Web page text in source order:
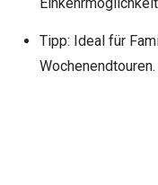
Tipp: Ideal für
Wochenendtouren.